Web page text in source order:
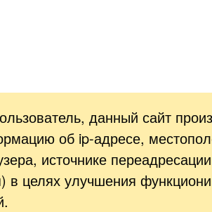
данный сайт
об ip-адресе,
источнике
в целях улучшения